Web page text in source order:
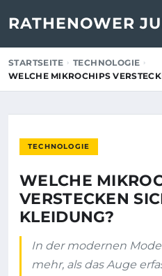
RATHENOWER
STARTSEITE
TECHNOLOGIE
WELCHE MIKROCHIPS
TECHNOLOGIE
WELCHE
VERSTECKEN
KLEIDUNG?
In der modernen
mehr, als das Auge